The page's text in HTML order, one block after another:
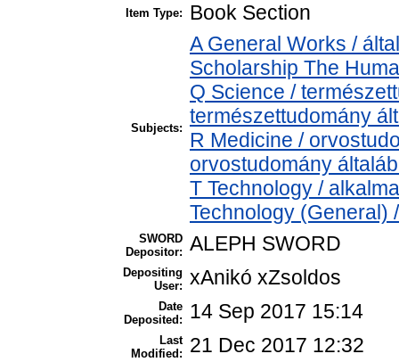
Item Type: Book Section
Subjects:
A General Works /
Scholarship The
Q Science /
természettudomány
R Medicine /
orvostudomány
T Technology /
Technology (General)
SWORD
Depositor: ALEPH SWORD
Depositing
User: xAnikó xZsoldos
Date
Deposited:
14 Sep 2017 15:14
Last
Modified:
21 Dec 2017 12:32